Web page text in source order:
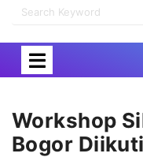
Workshop
Bogor